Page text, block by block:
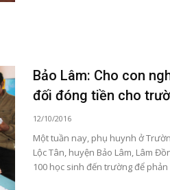
Bảo Lâm: Cho con
đối đóng tiền cho
12/10/2016
Một tuần nay, phụ huynh ở
Lộc Tân, huyện Bảo Lâm, Lâm
100 học sinh đến trường để